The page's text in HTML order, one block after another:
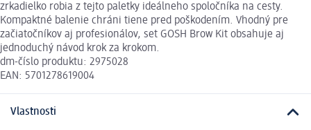
zrkadielko robia z tejto paletky ideálneho spoločníka na cesty.
Kompaktné balenie chráni tiene pred poškodením. Vhodný pre
začiatočníkov aj profesionálov, set GOSH Brow Kit obsahuje aj
jednoduchý návod krok za krokom.
dm-číslo produktu: 2975028
EAN: 5701278619004
Vlastnosti